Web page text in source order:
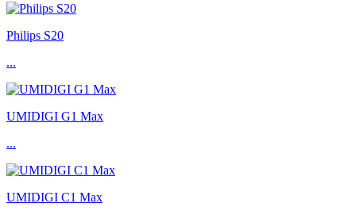
Philips S20
...
UMIDIGI G1 Max
...
UMIDIGI C1 Max